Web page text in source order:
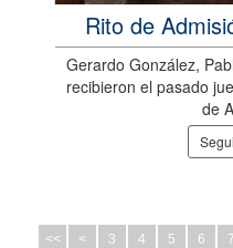
Rito de
Gerardo González,
recibieron el pasado
de
<< < 3 4 5 6 7